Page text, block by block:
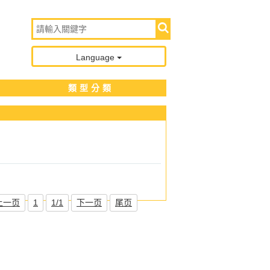
Language
類型分類
一页 1 1/1 下一页 尾页